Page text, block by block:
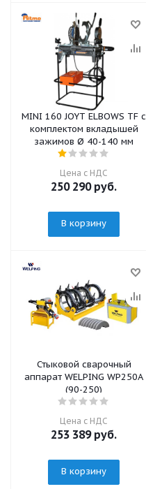
MINI 160 JOYT ELBOWS TF с
комплектом вкладышей
зажимов Ø 40-140 мм
Цена с НДС
250 290руб.
В корзину
Стыковой сварочный
аппарат WELPING WP250A
(90-250)
Цена с НДС
253 389руб.
В корзину